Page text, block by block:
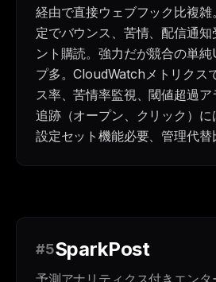
経由で直接ウェブフック比複
定でバウンス、苦情、配信通知
ント購読。強力だが競合の単
プ多。CloudWatchメトリクス
ス率、苦情率監視、閾値超過
追跡（オープン、クリック）
設定セット機能必要、管理代替
#5SparkPost
予測アナリティクス付きエンタ